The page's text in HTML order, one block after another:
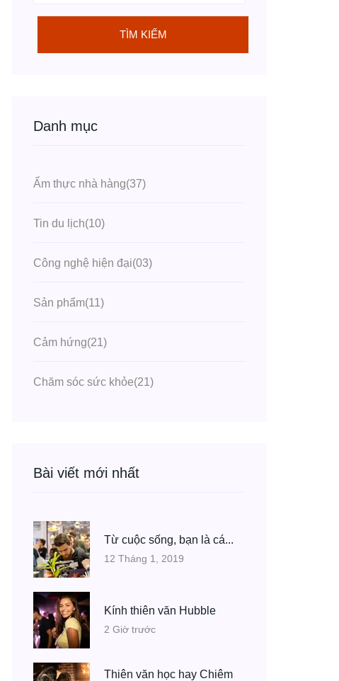
TÌM KIẾM
Danh mục
Ẩm thực nhà hàng(37)
Tin du lịch(10)
Công nghệ hiện đại(03)
Sản phẩm(11)
Cảm hứng(21)
Chăm sóc sức khỏe(21)
Bài viết mới nhất
Từ cuộc sống, bạn là cá...
12 Tháng 1, 2019
Kính thiên văn Hubble
2 Giờ trước
Thiên văn học hay Chiêm